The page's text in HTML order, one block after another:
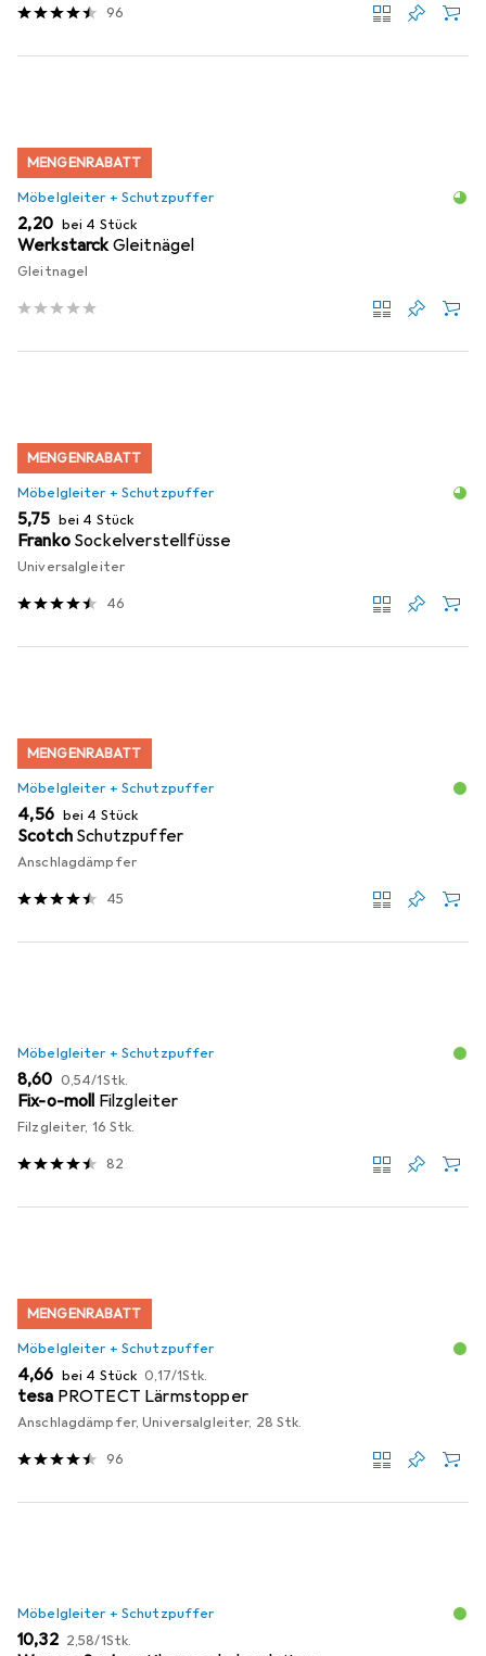
96
MENGENRABATT
Möbelgleiter + Schutzpuffer
EUR
2,20 bei 4 Stück
WerkstarckGleitnägel
Gleitnagel
MENGENRABATT
Möbelgleiter + Schutzpuffer
EUR
5,75 bei 4 Stück
Franko Sockelverstellfüsse
Universalgleiter
46
MENGENRABATT
Möbelgleiter + Schutzpuffer
EUR
4,56 bei 4 Stück
Scotch Schutzpuffer
Anschlagdämpfer
45
Möbelgleiter + Schutzpuffer
EUR
8,60 EUR
0,54/1Stk.
Fix-o-moll Filzgleiter
Filzgleiter, 16 Stk.
82
MENGENRABATT
Möbelgleiter + Schutzpuffer
EUR
4,66 bei 4 Stück EUR
0,17/1Stk.
tesa PROTECT Lärmstopper
Anschlagdämpfer, Universalgleiter, 28 Stk.
96
Möbelgleiter + Schutzpuffer
EUR
10,32 EUR
2,58/1Stk.